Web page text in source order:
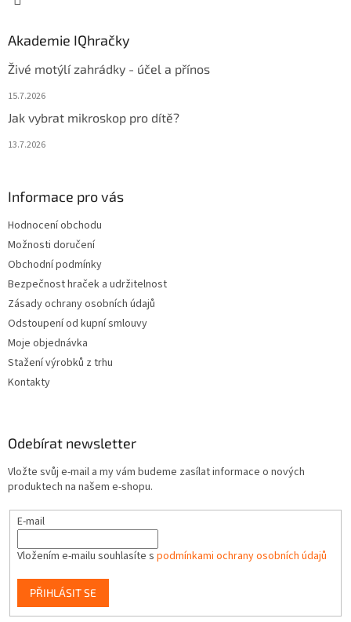
Akademie IQhračky
Živé motýlí zahrádky - účel a přínos
15.7.2026
Jak vybrat mikroskop pro dítě?
13.7.2026
Informace pro vás
Hodnocení obchodu
Možnosti doručení
Obchodní podmínky
Bezpečnost hraček a udržitelnost
Zásady ochrany osobních údajů
Odstoupení od kupní smlouvy
Moje objednávka
Stažení výrobků z trhu
Kontakty
Odebírat newsletter
Vložte svůj e-mail a my vám budeme zasílat informace o nových
produktech na našem e-shopu.
E-mail
Vložením e-mailu souhlasíte s podmínkami ochrany osobních údajů
PŘIHLÁSIT SE